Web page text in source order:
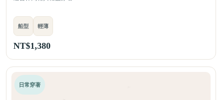
船型 輕薄
NT$1,380
日常穿著